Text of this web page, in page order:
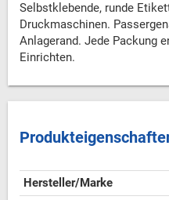
Selbstklebende, runde
Druckmaschinen.
Anlagerand. Jede Packung
Einrichten.
Hersteller/Marke